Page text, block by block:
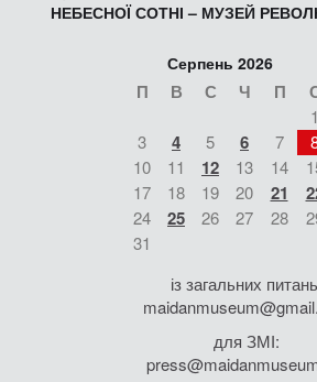
НЕБЕСНОЇ СОТНІ – МУЗЕЙ
Серпень 2026
П В С Ч П
1
3 4 5 6 7
10
11 12 13 14
17
18 19 20 21
24
25 26 27 28
31
із загальних
для ЗМІ: